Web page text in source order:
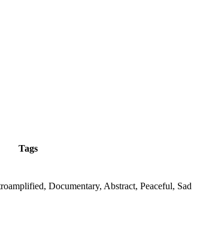
Tags
Documentary, Abstract, Peaceful, Sad